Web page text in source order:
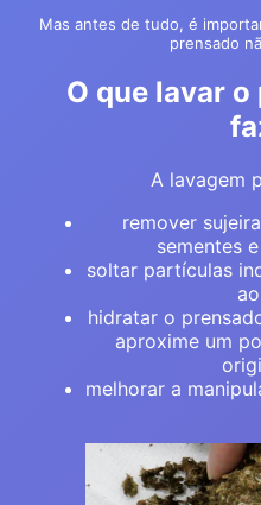
Mas antes de tudo, é
prensado
O que lavar
A lavagem
remover
sementes
soltar partículas
hidratar o
aproxime um
melhorar a